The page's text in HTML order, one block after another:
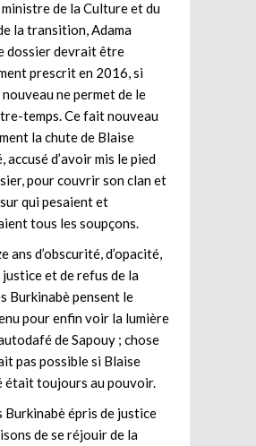
de la Culture et du
la transition, Adama
dossier devrait être
prescrit en 2016, si
ne permet de le
temps. Ce fait nouveau
la chute de Blaise
accusé d’avoir mis le pied
pour couvrir son clan et
qui pesaient et
tous les soupçons.
ans d’obscurité, d’opacité,
justice et de refus de la
Burkinabè pensent le
pour enfin voir la lumière
de Sapouy ; chose
pas possible si Blaise
était toujours au pouvoir.
Burkinabè épris de justice
de se réjouir de la